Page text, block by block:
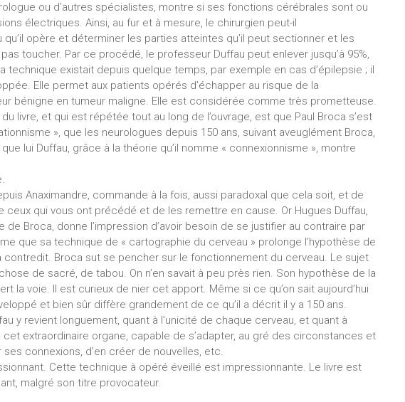
ou d’autres spécialistes, montre si ses fonctions cérébrales sont ou
électriques. Ainsi, au fur et à mesure, le chirurgien peut-il
qu’il opère et déterminer les parties atteintes qu’il peut sectionner et les
toucher. Par ce procédé, le professeur Duffau peut enlever jusqu’à 95%,
technique existait depuis quelque temps, par exemple en cas d’épilepsie ; il
Elle permet aux patients opérés d’échapper au risque de la
bénigne en tumeur maligne. Elle est considérée comme très prometteuse.
du livre, et qui est répétée tout au long de l’ouvrage, est que Paul Broca s’est
», que les neurologues depuis 150 ans, suivant aveuglément Broca,
lui Duffau, grâce à la théorie qu’il nomme « connexionnisme », montre
Anaximandre, commande à la fois, aussi paradoxal que cela soit, et de
ceux qui vous ont précédé et de les remettre en cause. Or Hugues Duffau,
de Broca, donne l’impression d’avoir besoin de se justifier au contraire par
que sa technique de « cartographie du cerveau » prolonge l’hypothèse de
contredit. Broca sut se pencher sur le fonctionnement du cerveau. Le sujet
de sacré, de tabou. On n’en savait à peu près rien. Son hypothèse de la
la voie. Il est curieux de nier cet apport. Même si ce qu’on sait aujourd’hui
et bien sûr diffère grandement de ce qu’il a décrit il y a 150 ans.
y revient longuement, quant à l’unicité de chaque cerveau, et quant à
cet extraordinaire organe, capable de s’adapter, au gré des circonstances et
connexions, d’en créer de nouvelles, etc.
Cette technique à opéré éveillé est impressionnante. Le livre est
malgré son titre provocateur.